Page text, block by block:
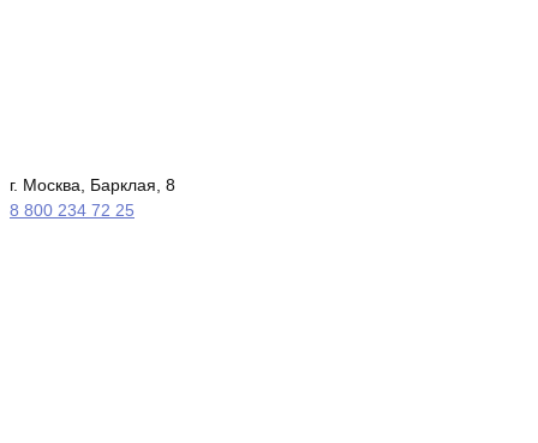
г. Москва, Барклая, 8
8 800 234 72 25